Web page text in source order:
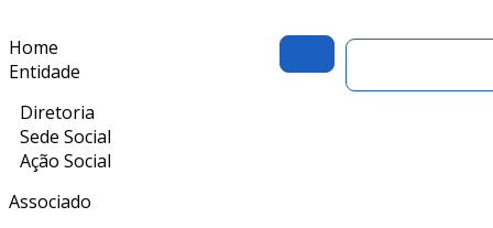
Home
Entidade
Diretoria
Sede Social
Ação Social
Associado